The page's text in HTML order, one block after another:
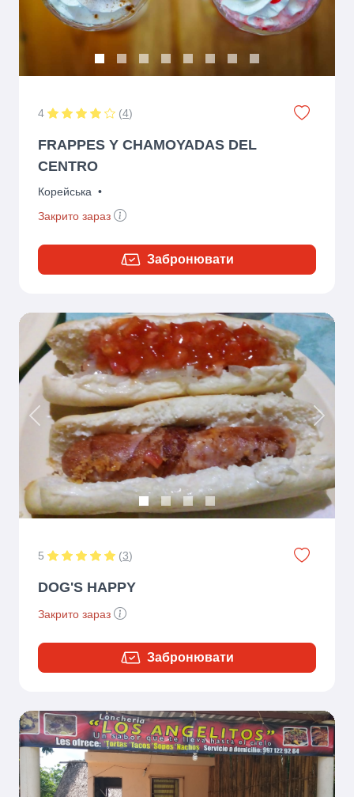
4 (4)
FRAPPES Y CHAMOYADAS DEL
CENTRO
Корейська •
Закрито зараз
Забронювати
Previous Next
5 (3)
DOG'S HAPPY
Закрито зараз
Забронювати